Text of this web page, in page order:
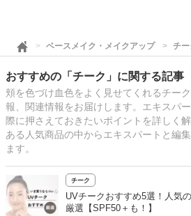
ベースメイク・メイクアップ チー
おすすめの「チーク」に関する記事
頬を色づけ血色をよく見せてくれるチー
報、関連情報をお届けします。エキスパ
際に押さえておきたいポイントを詳しく
ある人気商品の中からエキスパートと編
ます。
チーク
UVチークおすすめ5選！人気
厳選【SPF50＋も！】